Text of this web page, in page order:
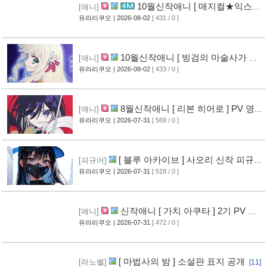
[애니]
10월신작애니 [ 매지컬★익스플
로러 ] PV 영상 공개 [11]
유라리쿠오 | 2026-08-02 [ 431 / 0 ]
[애니]
10월신작애니 [ 빙검의 마술사가 세
계를 다스린다 ] 2기 PV 영상 공개
유라리쿠오 | 2026-08-02 [ 433 / 0 ]
[애니]
8월신작애니 [ 리본 히어로 ] PV 영
상 공개
[11]
유라리쿠오 | 2026-07-31 [ 569 / 0 ]
[피규어]
[ 블루 아카이브 ] 사오리 신작 피규어
공개 [10]
유라리쿠오 | 2026-07-31 [ 518 / 0 ]
[애니]
신작애니 [ 가치 아쿠타 ] 2기 PV 영
상 공개
[13]
유라리쿠오 | 2026-07-31 [ 472 / 0 ]
[라노벨] [ 마법사의 밤 ] 소설판 표지 공개 [11]